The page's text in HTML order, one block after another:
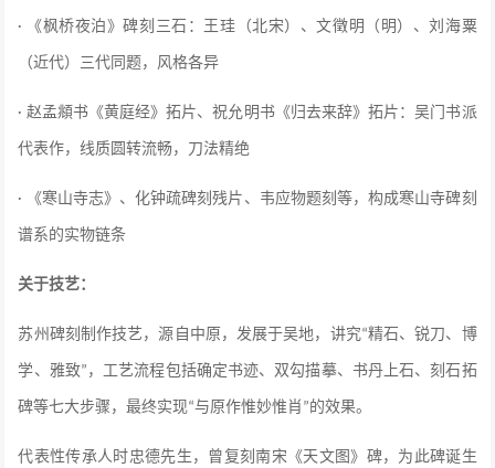
· 《枫桥夜泊》碑刻三石： 王珪（北宋）、文徵明（明）、刘海粟
（近代）三代同题，风格各异
· 赵孟頫书《黄庭经》拓片、祝允明书《归去来辞》拓片：吴门书派
代表作，线质圆转流畅，刀法精绝
· 《寒山寺志》 、化钟疏碑刻残片、韦应物题刻 等，构成寒山寺碑刻
谱系的实物链条
关于技艺：
苏州碑刻制作技艺，源自中原，发展于吴地，讲究“精石、锐刀、博
学、雅致” ，工艺流程包括确定书迹、双勾描摹、书丹上石、刻石拓
碑等七大步骤，最终实现“与原作惟妙惟肖 ”的效果。
代表性传承人时忠德先生，曾复刻南宋《天文图》碑，为此碑诞生